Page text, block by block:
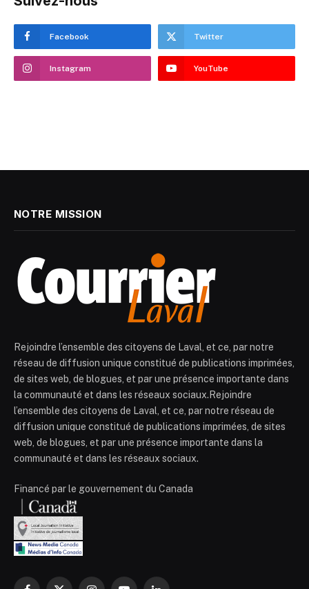
Facebook Twitter
Instagram YouTube
NOTRE MISSION
Rejoindre l’ensemble des citoyens de Laval, et ce, par notre
réseau de diffusion unique constitué de publications imprimées,
de sites web, de blogues, et par une présence importante dans
la communauté et dans les réseaux sociaux.Rejoindre
l’ensemble des citoyens de Laval, et ce, par notre réseau de
diffusion unique constitué de publications imprimées, de sites
web, de blogues, et par une présence importante dans la
communauté et dans les réseaux sociaux.
Financé par le gouvernement du Canada